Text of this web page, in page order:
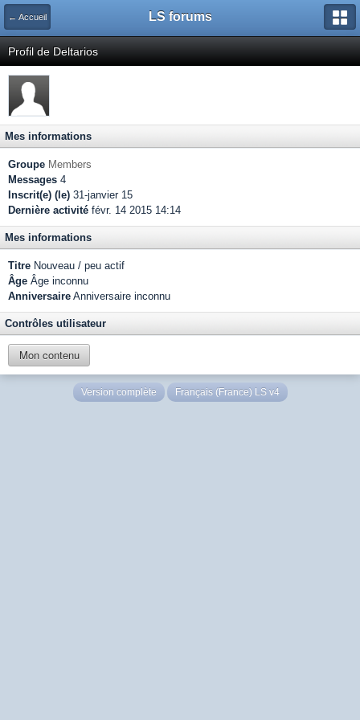
← Accueil LS forums
Profil de Deltarios
Mes informations
Groupe Members
Messages 4
Inscrit(e) (le) 31-janvier 15
Dernière activité févr. 14 2015 14:14
Mes informations
Titre Nouveau / peu actif
Âge Âge inconnu
Anniversaire Anniversaire inconnu
Contrôles utilisateur
Mon contenu
Version complète Français (France) LS v4